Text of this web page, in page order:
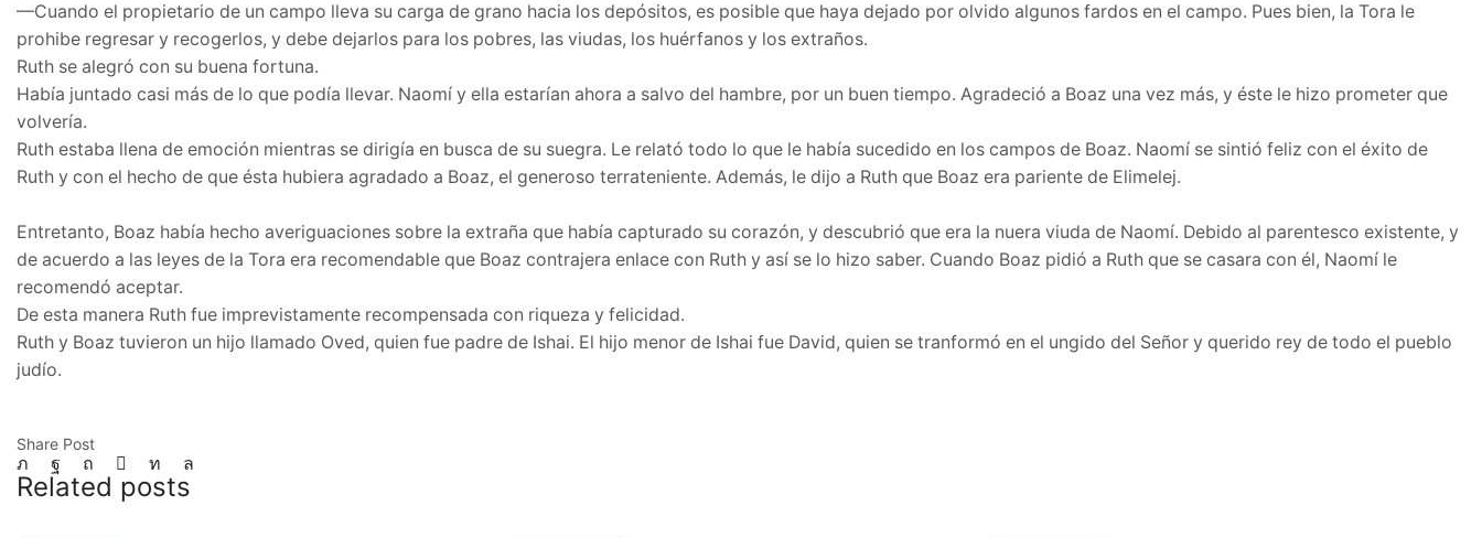
—Cuando el propietario de un campo lleva su carga de grano hacia los depósitos, es posible que haya dejado por olvido algunos fardos en el campo. Pues bien, la Tora le
prohibe regresar y recogerlos, y debe dejarlos para los pobres, las viudas, los huérfanos y los extraños.
Ruth se alegró con su buena fortuna.
Había juntado casi más de lo que podía llevar. Naomí y ella estarían ahora a salvo del hambre, por un buen tiempo. Agradeció a Boaz una vez más, y éste le hizo prometer que
volvería.
Ruth estaba llena de emoción mientras se dirigía en busca de su suegra. Le relató todo lo que le había sucedido en los campos de Boaz. Naomí se sintió feliz con el éxito de
Ruth y con el hecho de que ésta hubiera agradado a Boaz, el generoso terrateniente. Además, le dijo a Ruth que Boaz era pariente de Elimelej.
Entretanto, Boaz había hecho averiguaciones sobre la extraña que había capturado su corazón, y descubrió que era la nuera viuda de Naomí. Debido al parentesco existente, y
de acuerdo a las leyes de la Tora era recomendable que Boaz contrajera enlace con Ruth y así se lo hizo saber. Cuando Boaz pidió a Ruth que se casara con él, Naomí le
recomendó aceptar.
De esta manera Ruth fue imprevistamente recompensada con riqueza y felicidad.
Ruth y Boaz tuvieron un hijo llamado Oved, quien fue padre de Ishai. El hijo menor de Ishai fue David, quien se tranformó en el ungido del Señor y querido rey de todo el pueblo
judío.
Share Post
Related posts